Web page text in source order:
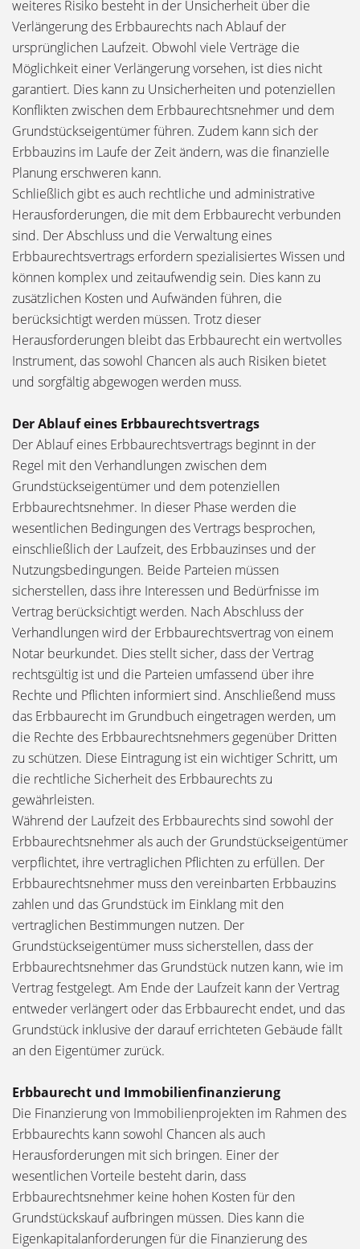
weiteres Risiko besteht in der Unsicherheit über die
Verlängerung des Erbbaurechts nach Ablauf der
ursprünglichen Laufzeit. Obwohl viele Verträge die
Möglichkeit einer Verlängerung vorsehen, ist dies nicht
garantiert. Dies kann zu Unsicherheiten und potenziellen
Konflikten zwischen dem Erbbaurechtsnehmer und dem
Grundstückseigentümer führen. Zudem kann sich der
Erbbauzins im Laufe der Zeit ändern, was die finanzielle
Planung erschweren kann.
Schließlich gibt es auch rechtliche und administrative
Herausforderungen, die mit dem Erbbaurecht verbunden
sind. Der Abschluss und die Verwaltung eines
Erbbaurechtsvertrags erfordern spezialisiertes Wissen und
können komplex und zeitaufwendig sein. Dies kann zu
zusätzlichen Kosten und Aufwänden führen, die
berücksichtigt werden müssen. Trotz dieser
Herausforderungen bleibt das Erbbaurecht ein wertvolles
Instrument, das sowohl Chancen als auch Risiken bietet
und sorgfältig abgewogen werden muss.
Der Ablauf eines Erbbaurechtsvertrags
Der Ablauf eines Erbbaurechtsvertrags beginnt in der
Regel mit den Verhandlungen zwischen dem
Grundstückseigentümer und dem potenziellen
Erbbaurechtsnehmer. In dieser Phase werden die
wesentlichen Bedingungen des Vertrags besprochen,
einschließlich der Laufzeit, des Erbbauzinses und der
Nutzungsbedingungen. Beide Parteien müssen
sicherstellen, dass ihre Interessen und Bedürfnisse im
Vertrag berücksichtigt werden. Nach Abschluss der
Verhandlungen wird der Erbbaurechtsvertrag von einem
Notar beurkundet. Dies stellt sicher, dass der Vertrag
rechtsgültig ist und die Parteien umfassend über ihre
Rechte und Pflichten informiert sind. Anschließend muss
das Erbbaurecht im Grundbuch eingetragen werden, um
die Rechte des Erbbaurechtsnehmers gegenüber Dritten
zu schützen. Diese Eintragung ist ein wichtiger Schritt, um
die rechtliche Sicherheit des Erbbaurechts zu
gewährleisten.
Während der Laufzeit des Erbbaurechts sind sowohl der
Erbbaurechtsnehmer als auch der Grundstückseigentümer
verpflichtet, ihre vertraglichen Pflichten zu erfüllen. Der
Erbbaurechtsnehmer muss den vereinbarten Erbbauzins
zahlen und das Grundstück im Einklang mit den
vertraglichen Bestimmungen nutzen. Der
Grundstückseigentümer muss sicherstellen, dass der
Erbbaurechtsnehmer das Grundstück nutzen kann, wie im
Vertrag festgelegt. Am Ende der Laufzeit kann der Vertrag
entweder verlängert oder das Erbbaurecht endet, und das
Grundstück inklusive der darauf errichteten Gebäude fällt
an den Eigentümer zurück.
Erbbaurecht und Immobilienfinanzierung
Die Finanzierung von Immobilienprojekten im Rahmen des
Erbbaurechts kann sowohl Chancen als auch
Herausforderungen mit sich bringen. Einer der
wesentlichen Vorteile besteht darin, dass
Erbbaurechtsnehmer keine hohen Kosten für den
Grundstückskauf aufbringen müssen. Dies kann die
Eigenkapitalanforderungen für die Finanzierung des